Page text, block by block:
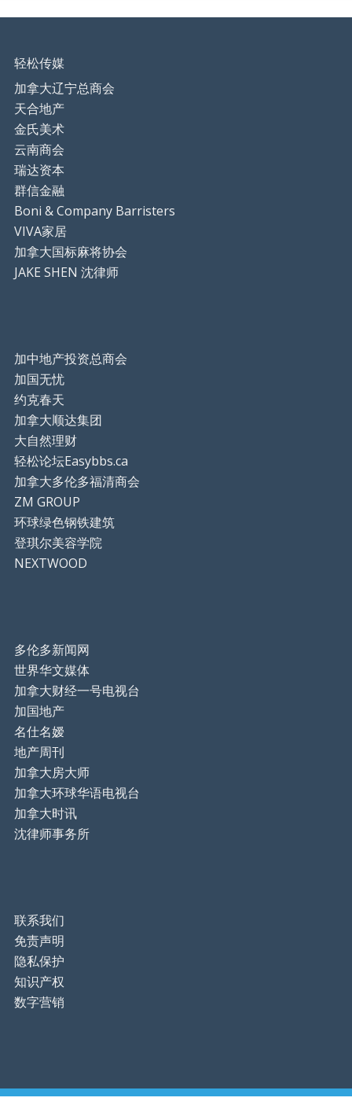
轻松传媒
加拿大辽宁总商会
天合地产
金氏美术
云南商会
瑞达资本
群信金融
Boni & Company Barristers
VIVA家居
加拿大国标麻将协会
JAKE SHEN 沈律师
加中地产投资总商会
加国无忧
约克春天
加拿大顺达集团
大自然理财
轻松论坛Easybbs.ca
加拿大多伦多福清商会
ZM GROUP
环球绿色钢铁建筑
登琪尔美容学院
NEXTWOOD
多伦多新闻网
世界华文媒体
加拿大财经一号电视台
加国地产
名仕名嫒
地产周刊
加拿大房大师
加拿大环球华语电视台
加拿大时讯
沈律师事务所
联系我们
免责声明
隐私保护
知识产权
数字营销